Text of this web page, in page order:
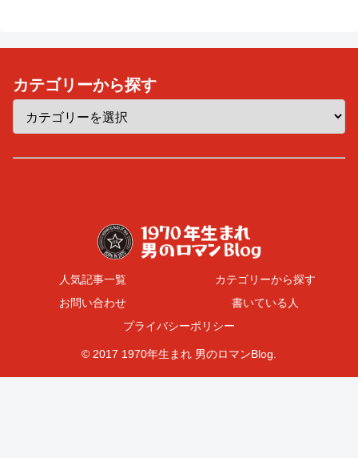
カテゴリーから探す
人気記事一覧
カテゴリーから探す
お問い合わせ
書いている人
プライバシーポリシー
© 2017 1970年生まれ 男のロマンBlog.